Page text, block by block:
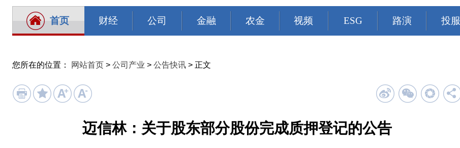
首页 财经 公司 金融 农金 视频 ESG 路演 投服
您所在的位置： 网站首页 > 公司产业 > 公告快讯 > 正文
迈信林：关于股东部分股份完成质押登记的公告